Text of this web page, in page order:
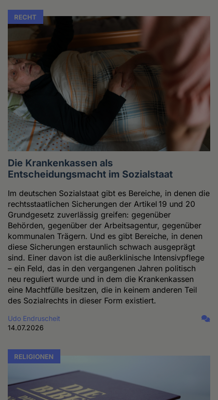
RECHT
Die Krankenkassen als
Entscheidungsmacht im Sozialstaat
Im deutschen Sozialstaat gibt es Bereiche, in denen die
rechtsstaatlichen Sicherungen der Artikel 19 und 20
Grundgesetz zuverlässig greifen: gegenüber
Behörden, gegenüber der Arbeitsagentur, gegenüber
kommunalen Trägern. Und es gibt Bereiche, in denen
diese Sicherungen erstaunlich schwach ausgeprägt
sind. Einer davon ist die außerklinische Intensivpflege
– ein Feld, das in den vergangenen Jahren politisch
neu reguliert wurde und in dem die Krankenkassen
eine Machtfülle besitzen, die in keinem anderen Teil
des Sozialrechts in dieser Form existiert.
Udo Endruscheit
14.07.2026
RELIGIONEN